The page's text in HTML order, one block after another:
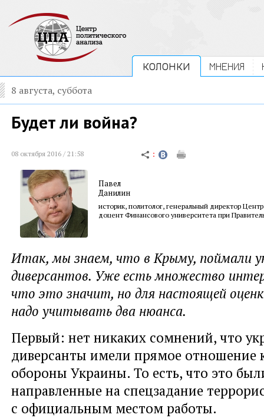
КОЛОНКИ МНЕНИЯ
8 августа, суббота
Будет ли война?
08 октября 2016 / 21:58
Павел
Данилин
историк, политолог, генеральный директор
доцент Финансового университета при
Итак, мы знаем, что в Крыму, поймали
диверсантов. Уже есть множество
что это значит, но для настоящей
надо учитывать два нюанса.
Первый: нет никаких сомнений, что
диверсанты имели прямое отношение
обороны Украины. То есть, что это
направленные на спецзадание
с официальным местом работы.